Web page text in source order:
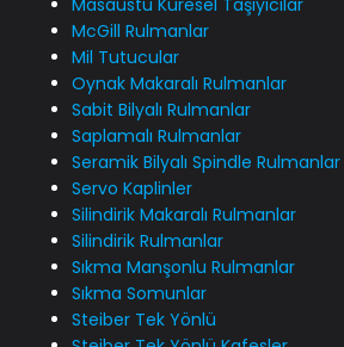
McGill Rulmanlar
Mil Tutucular
Oynak Makaralı Rulmanlar
Sabit Bilyalı Rulmanlar
Saplamalı Rulmanlar
Seramik Bilyalı Spindle Rulmanlar
Servo Kaplinler
Silindirik Makaralı Rulmanlar
Silindirik Rulmanlar
Sıkma Manşonlu Rulmanlar
Sıkma Somunlar
Steiber Tek Yönlü